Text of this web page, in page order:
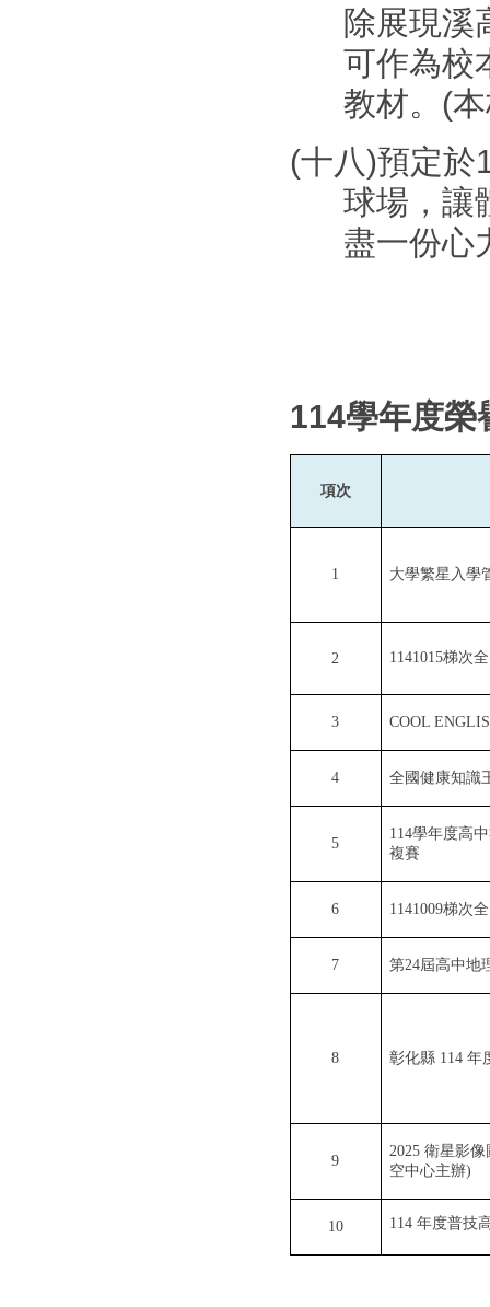
除展現溪
可作為校
教材。(
(十八)預定於
球場，讓
盡一份心
114學年度榮
項次
1 大學繁星入學
2 1141015梯次
3 COOL
4 全國健康知識
5
114學年度高
複賽
6 1141009梯次
7 第24屆高中地
8 彰化縣 114 年
9
2025衛星影像
空中心主辦)
10 114 年度普技